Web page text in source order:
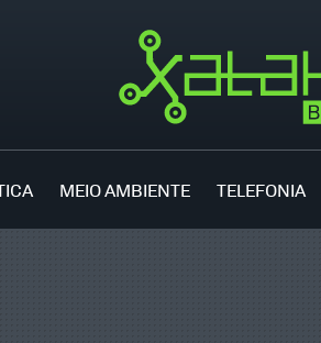
MEIO AMBIENTE TELEFONIA